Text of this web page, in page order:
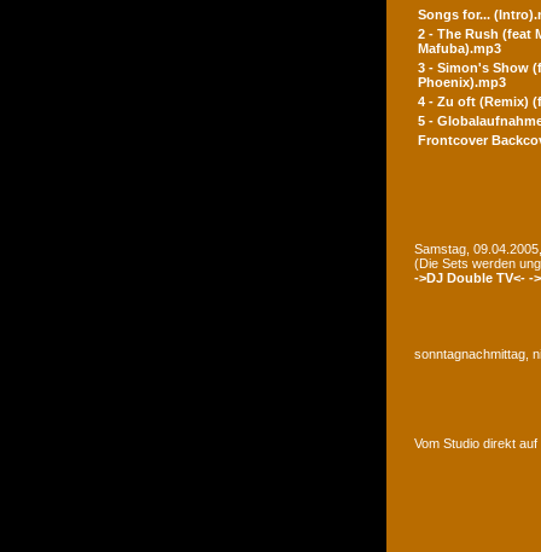
Songs for...
2 - The Rush (feat
Mafuba).mp3
3 - Simon's Show
Phoenix).mp3
4 - Zu oft (Remix)
5 -
Frontcover
Samstag,
(Die Sets werden
->DJ Double TV<- -
sonntagnachmittag,
Vom Studio direkt